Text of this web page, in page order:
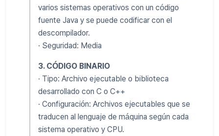
varios sistemas operativos con un código
fuente Java y se puede codificar con el
descompilador.
· Seguridad: Media
3. CÓDIGO BINARIO
· Tipo: Archivo ejecutable o biblioteca
desarrollado con C o C++
· Configuración: Archivos ejecutables que se
traducen al lenguaje de máquina según cada
sistema operativo y CPU.